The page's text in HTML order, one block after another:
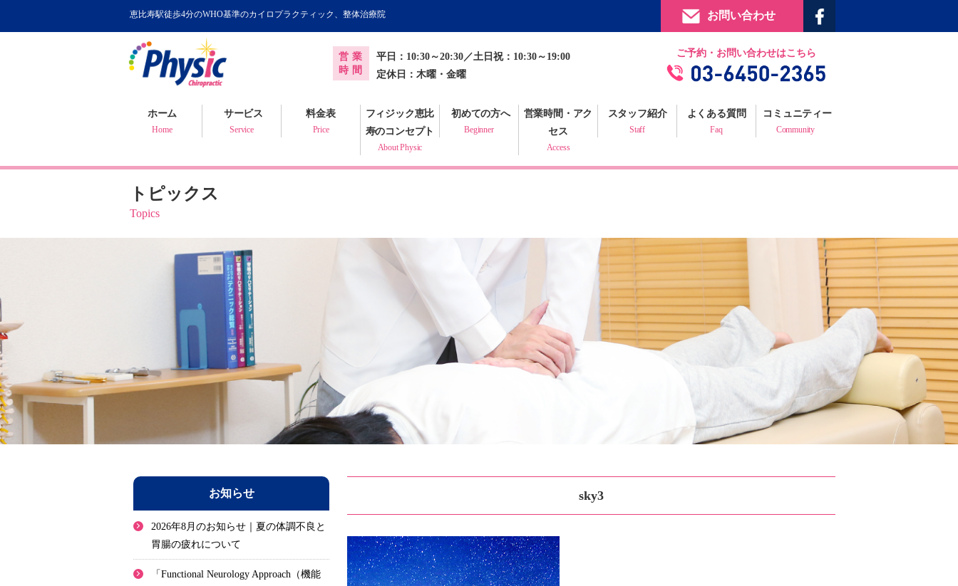
恵比寿駅徒歩4分のWHO基準のカイロプラクティック、整体治療院 お問い合わせ
営業
時間
平日：10:30～20:30／土日祝：10:30～19:00
定休日：木曜・金曜
ご予約・お問い合わせはこちら
ホーム
Home
サービス
Service
カイロプラクティック
WHOが認めるカイロプラクティック
健康判断・体質チェック
料金表
Price
フィジック恵比
寿のコンセプト
About Physic
初めての方へ
Beginner
オンライン健康調査票
営業時間・アク
セス
Access
スタッフ紹介
Staff
よくある質問
Faq
コミュニティー
Community
提携施設
フィジックスマイルギャラリー
プロフェッショナルからの推薦状
トピックス
Topics
sky3
お知らせ
2026年8月のお知らせ｜夏の体調不良と
胃腸の疲れについて
「Functional Neurology Approach（機能